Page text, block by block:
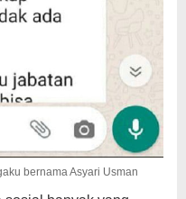
bernama Asyari Usman